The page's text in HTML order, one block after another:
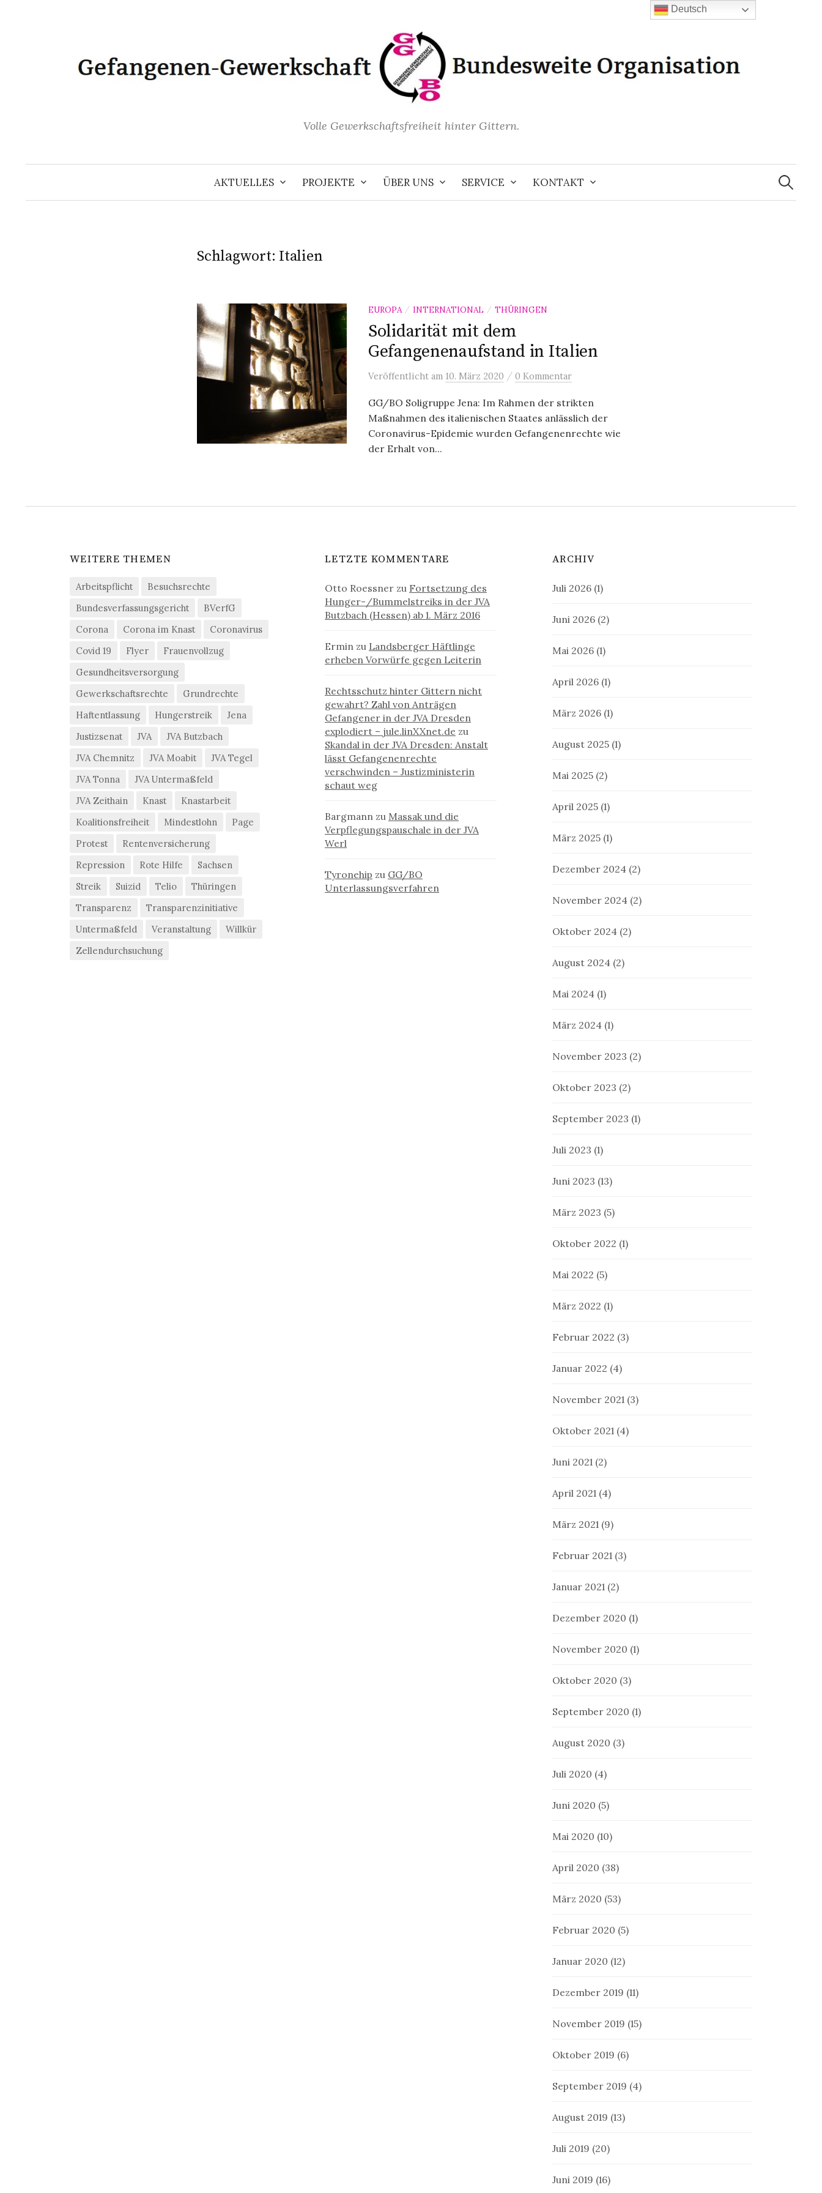
Volle Gewerkschaftsfreiheit hinter Gittern.
AKTUELLES PROJEKTE ÜBER UNS SERVICE KONTAKT
Suchen
nach:
Schlagwort: Italien
EUROPA / INTERNATIONAL / THÜRINGEN
Solidarität mit dem
Gefangenenaufstand in Italien
Veröffentlicht am 10. März 2020 / 0 Kommentar
GG/BO Soligruppe Jena: Im Rahmen der strikten
Maßnahmen des italienischen Staates anlässlich der
Coronavirus-Epidemie wurden Gefangenenrechte wie
der Erhalt von...
WEITERE THEMEN
Arbeitspflicht
Besuchsrechte
Bundesverfassungsgericht
BVerfG
Corona
Corona im Knast
Coronavirus
Covid 19
Flyer
Frauenvollzug
Gesundheitsversorgung
Gewerkschaftsrechte
Grundrechte
Haftentlassung
Hungerstreik
Jena
Justizsenat
JVA
JVA Butzbach
JVA Chemnitz
JVA Moabit
JVA Tegel
JVA Tonna
JVA Untermaßfeld
JVA Zeithain
Knast
Knastarbeit
Koalitionsfreiheit
Mindestlohn
Page
Protest
Rentenversicherung
Repression
Rote Hilfe
Sachsen
Streik
Suizid Telio
Thüringen
Transparenz
Transparenzinitiative
Untermaßfeld
Veranstaltung
Willkür
Zellendurchsuchung
LETZTE KOMMENTARE
Otto Roessner zu Fortsetzung des
Hunger-/Bummelstreiks in der JVA
Butzbach (Hessen) ab 1. März 2016
Ermin zu Landsberger Häftlinge
erheben Vorwürfe gegen Leiterin
Rechtsschutz hinter Gittern nicht
gewahrt? Zahl von Anträgen
Gefangener in der JVA Dresden
explodiert – jule.linXXnet.de zu
Skandal in der JVA Dresden: Anstalt
lässt Gefangenenrechte
verschwinden – Justizministerin
schaut weg
Bargmann zu Massak und die
Verpflegungspauschale in der JVA
Werl
Tyronehip zu GG/BO
Unterlassungsverfahren
ARCHIV
Juli 2026 (1)
Juni 2026 (2)
Mai 2026 (1)
April 2026 (1)
März 2026 (1)
August 2025 (1)
Mai 2025 (2)
April 2025 (1)
März 2025 (1)
Dezember 2024 (2)
November 2024 (2)
Oktober 2024 (2)
August 2024 (2)
Mai 2024 (1)
März 2024 (1)
November 2023 (2)
Oktober 2023 (2)
September 2023 (1)
Juli 2023 (1)
Juni 2023 (13)
März 2023 (5)
Oktober 2022 (1)
Mai 2022 (5)
März 2022 (1)
Februar 2022 (3)
Januar 2022 (4)
November 2021 (3)
Oktober 2021 (4)
Juni 2021 (2)
April 2021 (4)
März 2021 (9)
Februar 2021 (3)
Januar 2021 (2)
Dezember 2020 (1)
November 2020 (1)
Oktober 2020 (3)
September 2020 (1)
August 2020 (3)
Juli 2020 (4)
Juni 2020 (5)
Mai 2020 (10)
April 2020 (38)
März 2020 (53)
Februar 2020 (5)
Januar 2020 (12)
Dezember 2019 (11)
November 2019 (15)
Oktober 2019 (6)
September 2019 (4)
August 2019 (13)
Juli 2019 (20)
Juni 2019 (16)
Deutsch